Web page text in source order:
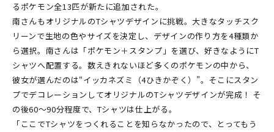
るポケモン全13匹が新たに追加された。
南さんもオリジナルのTシャツデザインに挑戦。大きなタッチスク
リーンで生地の色やサイズを決定し、デザインの作り方を4種類か
ら選択。南さんは「ポケモン＋スタンプ」を選び、好きなようにT
シャツへ配置する。数えきれないほど多くのポケモンの中から、
彼女が選んだのは“イッカネズミ（4ひきかぞく）”。そこにスタン
プでデコレーションしてオリジナルのTシャツデザインが完成！ そ
の後60〜90分程度で、Tシャツは仕上がる。
「ここでTシャツをつくれることを知らなかったので、とってもう